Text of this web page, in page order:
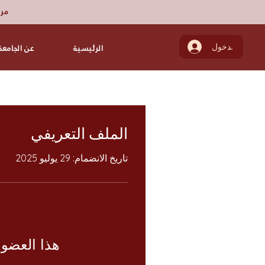
عن الرئيسية تسجيل الدخول
الملف التعريفي
تاريخ الانضمام: 29 يوليو 2025
هذا